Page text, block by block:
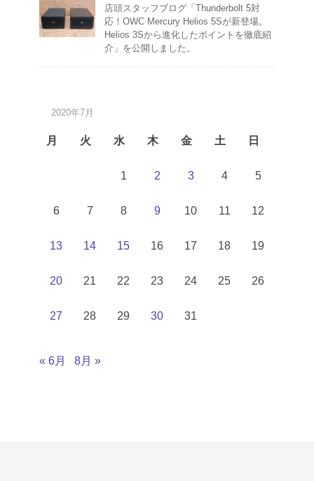
店頭スタッフブログ「Thunderbolt 5対
応！OWC Mercury Helios 5Sが新登場。
Helios 3Sから進化したポイントを徹底紹
介」を公開しました。
2020年7月
月 火 水 木 金 土 日
1 2 3 4 5
6 7 8 9 10 11 12
13 14 15 16 17 18 19
20 21 22 23 24 25 26
27 28 29 30 31
« 6月 8月 »